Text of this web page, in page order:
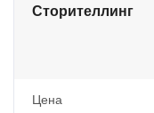
Сторителлинг
Цена